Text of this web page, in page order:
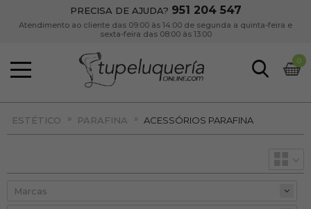
PRECISA DE AJUDA? 951 204 547
Atendimento ao cliente das 09:00 às 14:00 de segunda a quinta-feira e
sexta-feira das 08:00 às 13:00
0
ESTÉTICO » PARAFINA » ACESSÓRIOS PARAFINA